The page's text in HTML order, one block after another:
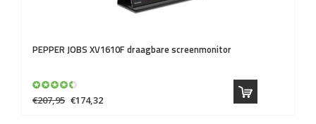
PEPPER JOBS XV1610F draagbare screenmonitor
€207,95 €174,32